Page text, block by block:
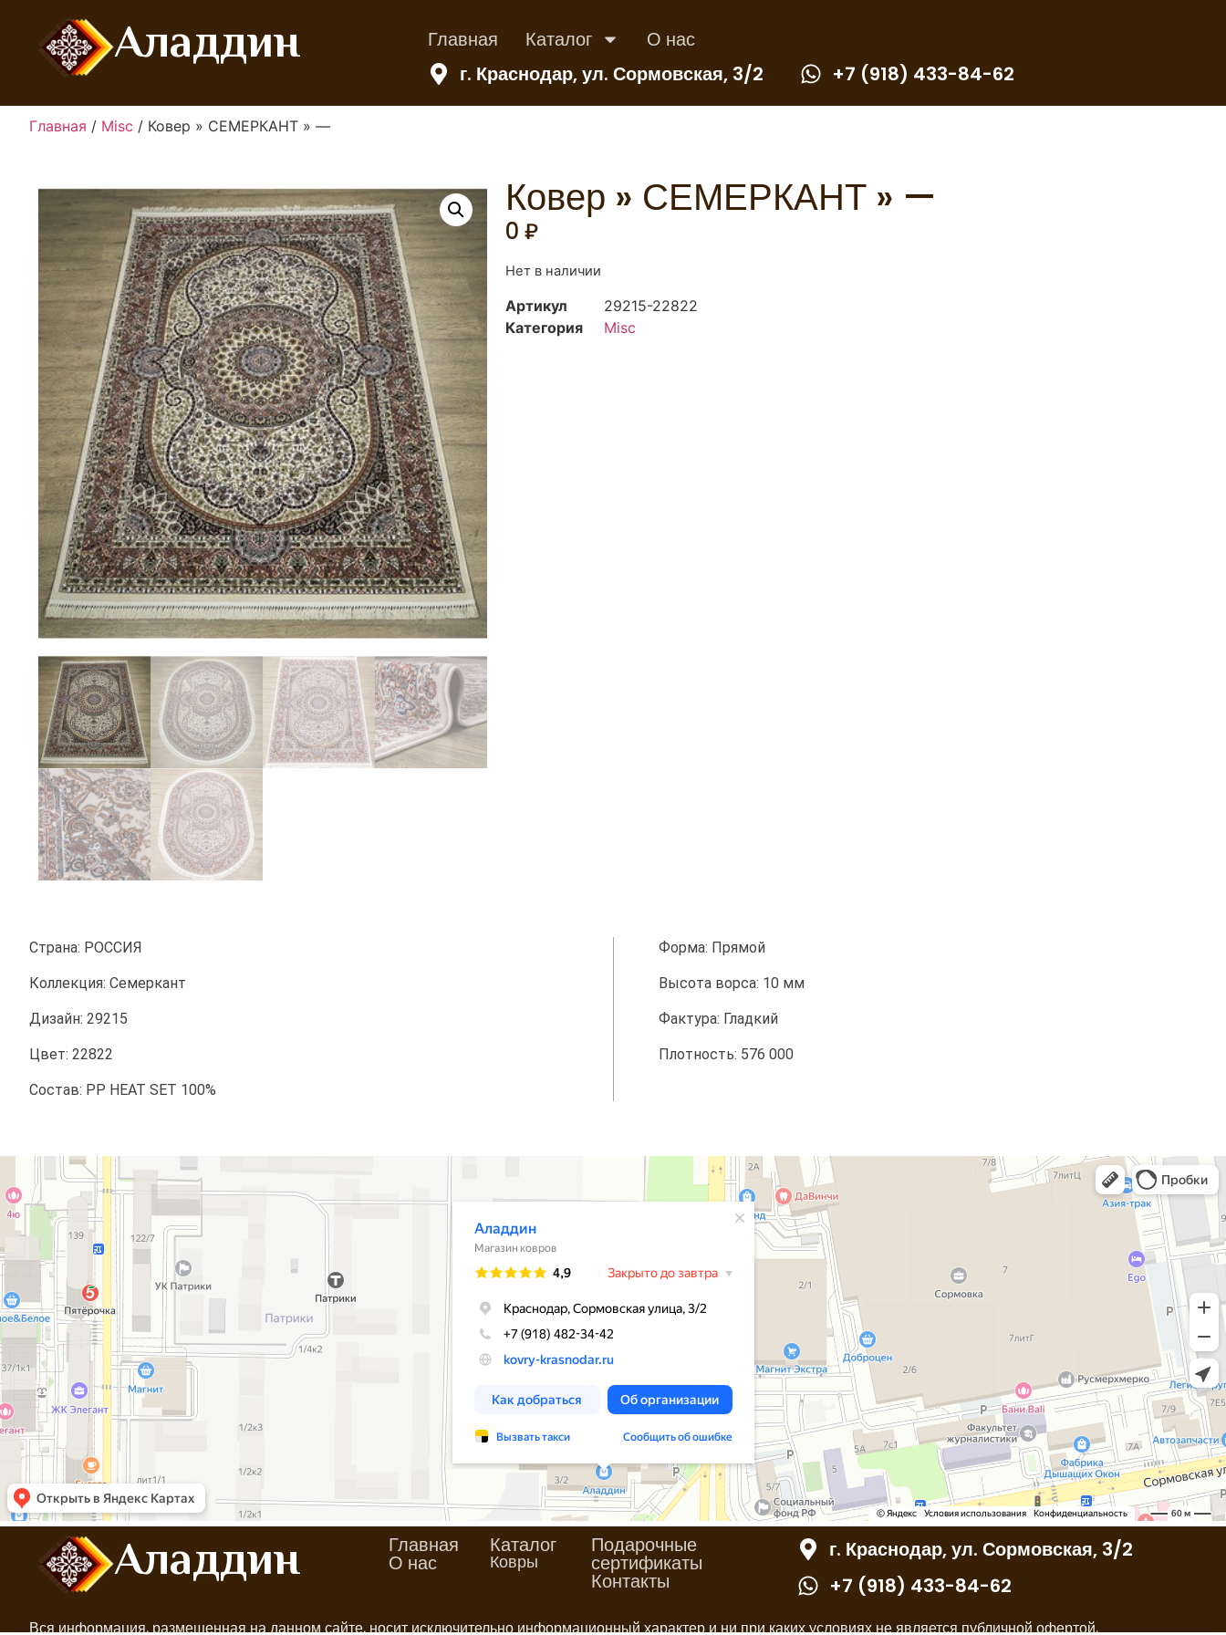
Аладдин Главная Каталог
О нас
г. Краснодар, ул. Сормовская, 3/2
+7 (918) 433-84-62
Главная / Misc / Ковер » СЕМЕРКАНТ » —
Ковер » СЕМЕРКАНТ » —
0 ₽
Нет в наличии
Артикул
29215-22822
Категория
Misc
Страна: РОССИЯ
Коллекция: Семеркант
Дизайн: 29215
Цвет: 22822
Состав: PP HEAT SET 100%
Форма: Прямой
Высота ворса: 10 мм
Фактура: Гладкий
Плотность: 576 000
Магазин ковров в Краснодаре
Аладдин Главная
О нас
Каталог
Ковры
Подарочные
сертификаты
Контакты
г. Краснодар, ул. Сормовская, 3/2
+7 (918) 433-84-62
Вся информация, размещенная на данном сайте, носит исключительно информационный характер и ни при каких условиях не является публичной офертой,